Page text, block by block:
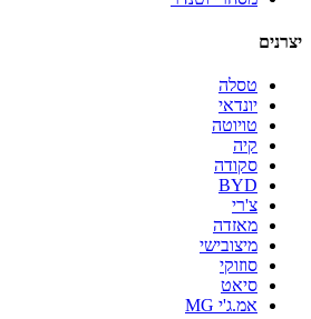
יצרנים
טסלה
יונדאי
טויוטה
קיה
סקודה
BYD
צ'רי
מאזדה
מיצובישי
סוזוקי
סיאט
אמ.ג'י MG